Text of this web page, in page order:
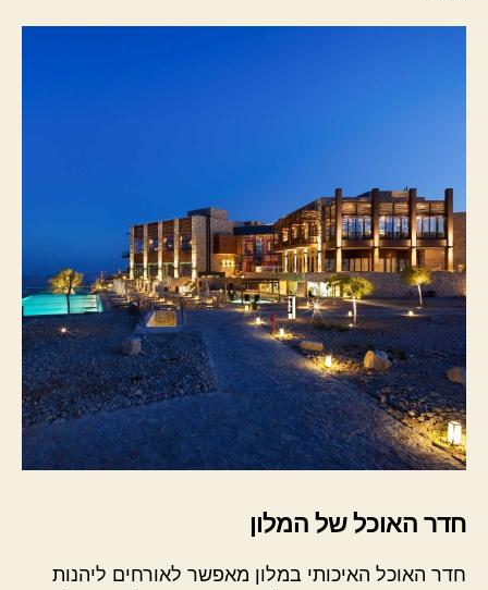
חדר האוכל של המלון
חדר האוכל האיכותי במלון מאפשר לאורחים ליהנות